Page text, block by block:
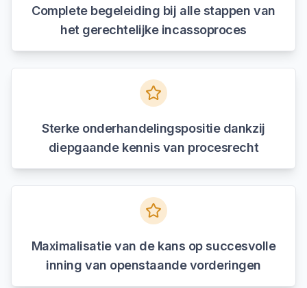
Complete begeleiding bij alle stappen van
het gerechtelijke incassoproces
Sterke onderhandelingspositie dankzij
diepgaande kennis van procesrecht
Maximalisatie van de kans op succesvolle
inning van openstaande vorderingen